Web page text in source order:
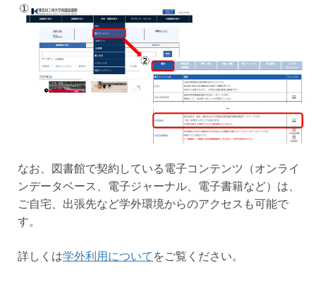
なお、図書館で契約している電子コンテンツ（オンライ
ンデータベース、電子ジャーナル、電子書籍など）は、
ご自宅、出張先など学外環境からのアクセスも可能で
す。
詳しくは学外利用について をご覧ください。